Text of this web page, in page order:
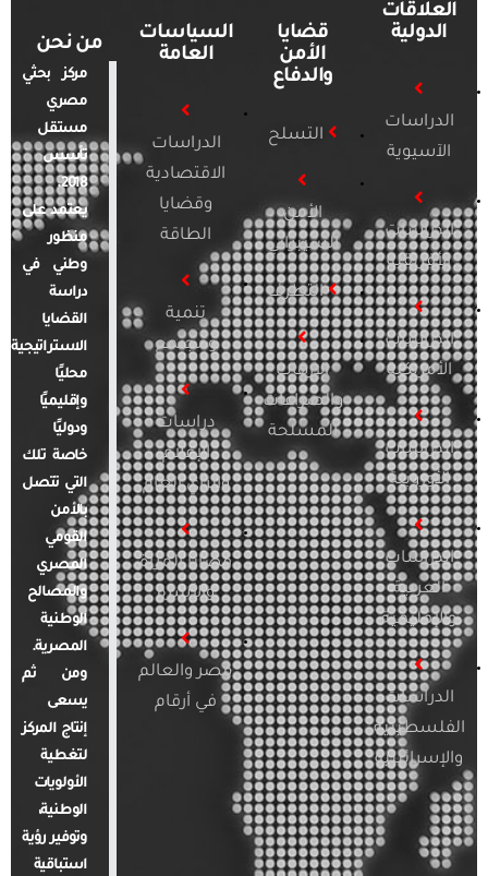
العلاقات
الدولية
الدراسات
الآسيوية
الدراسات
الأفريقية
الدراسات
الأمريكية
الدراسات
الأوروبية
الدراسات
العربية
والإقليمية
الدراسات
الفلسطينية
والإسرائيلية
قضايا
الأمن
والدفاع
التسلح
الأمن
السيبراني
التطرف
الإرهاب
والصراعات
المسلحة
السياسات
العامة
الدراسات
الاقتصادية
وقضايا
الطاقة
تنمية
ومجتمع
دراسات
الإعلام
والرأي العام
قضايا المرأة
والأسرة
مصر والعالم
في أرقام
من نحن
مركز بحثي
مصري
مستقل
تأسس
2018.
يعتمد على
منظور
وطني في
دراسة
القضايا
الاستراتيجية
محليًا
وإقليميًا
ودوليًا
خاصة تلك
التي تتصل
بالأمن
القومي
المصري
والمصالح
الوطنية
المصرية.
ومن ثم
يسعى
إنتاج المركز
لتغطية
الأولويات
الوطنية،
وتوفير رؤية
استباقية